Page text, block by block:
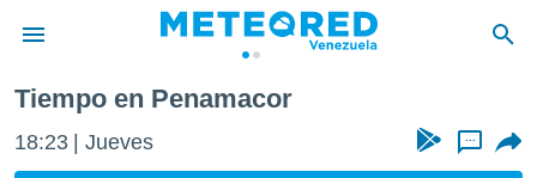
de
Tiempo en Penamacor
18:23 Jueves ...